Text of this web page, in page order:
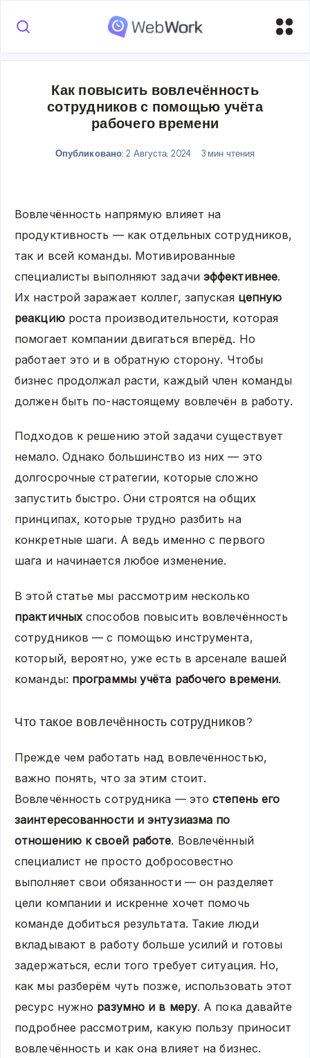
Как повысить вовлечённость
сотрудников с помощью учёта
рабочего времени
Опубликовано: 2 Августа, 2024 3 мин чтения
Вовлечённость напрямую влияет на
продуктивность — как отдельных сотрудников,
так и всей команды. Мотивированные
специалисты выполняют задачи эффективнее.
Их настрой заражает коллег, запуская цепную
реакциюроста производительности, которая
помогает компании двигаться вперёд. Но
работает это и в обратную сторону. Чтобы
бизнес продолжал расти, каждый член команды
должен быть по-настоящему вовлечён в работу.
Подходов к решению этой задачи существует
немало. Однако большинство из них — это
долгосрочные стратегии, которые сложно
запустить быстро. Они строятся на общих
принципах, которые трудно разбить на
конкретные шаги. А ведь именно с первого
шага и начинается любое изменение.
В этой статье мы рассмотрим несколько
практичныхспособов повысить вовлечённость
сотрудников — с помощью инструмента,
который, вероятно, уже есть в арсенале вашей
команды: программы учёта рабочего времени.
Что такое вовлечённость сотрудников?
Прежде чем работать над вовлечённостью,
важно понять, что за этим стоит.
Вовлечённость сотрудника — этостепень его
заинтересованности и энтузиазма по
отношению к своей работе. Вовлечённый
специалист не просто добросовестно
выполняет свои обязанности — он разделяет
цели компании и искренне хочет помочь
команде добиться результата. Такие люди
вкладывают в работу больше усилий и готовы
задержаться, если того требует ситуация. Но,
как мы разберём чуть позже, использовать этот
ресурс нужно разумно и в меру. А пока давайте
подробнее рассмотрим, какую пользу приносит
вовлечённость и как она влияет на бизнес.